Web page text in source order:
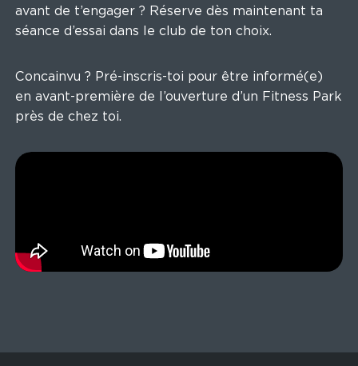
avant de t’engager ? Réserve dès maintenant ta
séance d’essai dans le club de ton choix.
Concainvu ? Pré-inscris-toi pour être informé(e)
en avant-première de l’ouverture d’un Fitness Park
près de chez toi.